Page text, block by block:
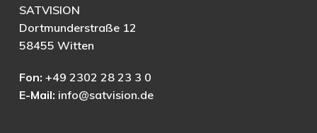
SATVISION
Dortmunderstraße 12
58455 Witten
Fon: +49 2302 28 23 3 0
E-Mail: info@satvision.de